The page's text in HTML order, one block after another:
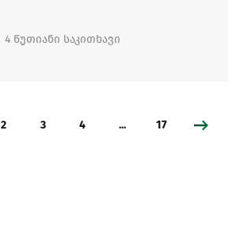
4 წუთიანი საკითხავი
2 3 4 ... 17